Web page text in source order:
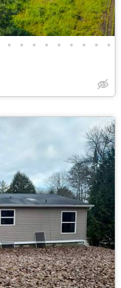
• • • • • • • • •